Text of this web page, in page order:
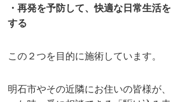
・再発を予防して、快適な日常生活
する
この２つを目的に施術しています。
明石市やその近隣にお住いの皆様が